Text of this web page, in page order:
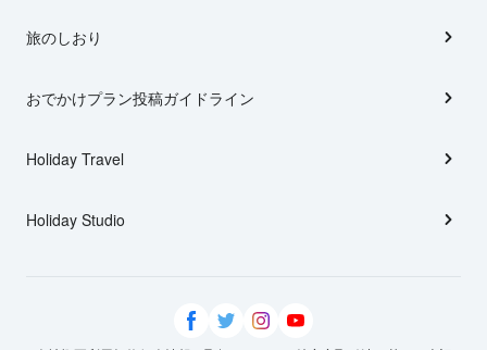
旅のしおり
おでかけプラン投稿ガイドライン
Holiday Travel
Holiday Studio